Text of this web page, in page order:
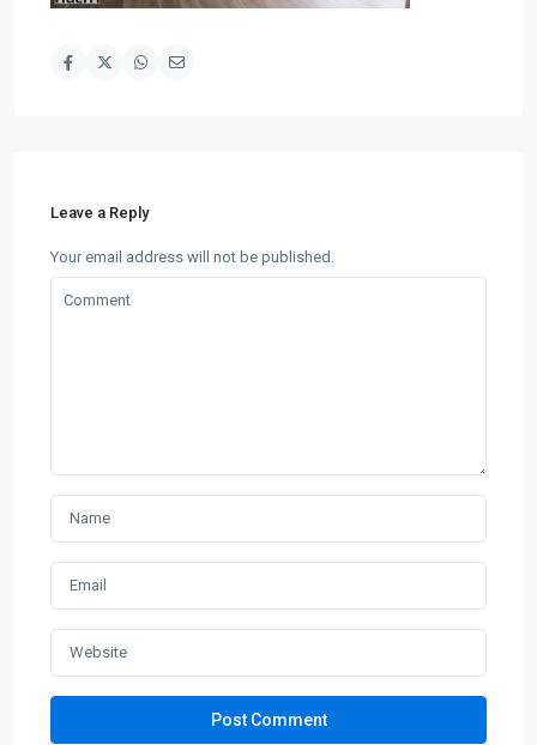
Leave a Reply
Your email address will not be published.